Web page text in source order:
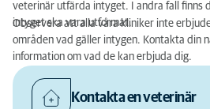
veterinär utfärda intyget. I andra fall finns
intyget ska vara utformat.
Observera att alla våra kliniker inte
områden vad gäller intygen. Kontakta din
information om vad de kan erbjuda dig.
Kontakta en veterinär